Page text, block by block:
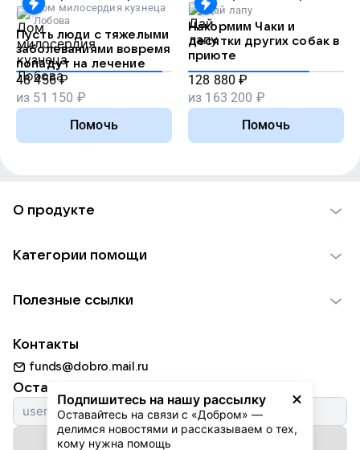
Дом милосердия кузнеца
Лобова
Пусть люди с тяжелыми
заболеваниями вовремя
попадут на лечение
48 456 ₽
из 51 150 ₽
Помочь
Дай лапу
Накормим Чаки и
десятки других собак в
приюте
128 880 ₽
из 163 200 ₽
Помочь
Подпишитесь на нашу рассылку
Оставайтесь на связи с «Добром» —
делимся новостями и рассказываем о тех,
кому нужна помощь
О продукте
Использование материалов
Для НКО
Партнерам
Категории помощи
Пожилым
Животным
Природе
Культуре
Фондам
Полезные ссылки
Добрый день
Истории
Автоплатежи
Контакты
funds@dobro.mail.ru
Оставайтесь с нами
Подписаться на рассылку